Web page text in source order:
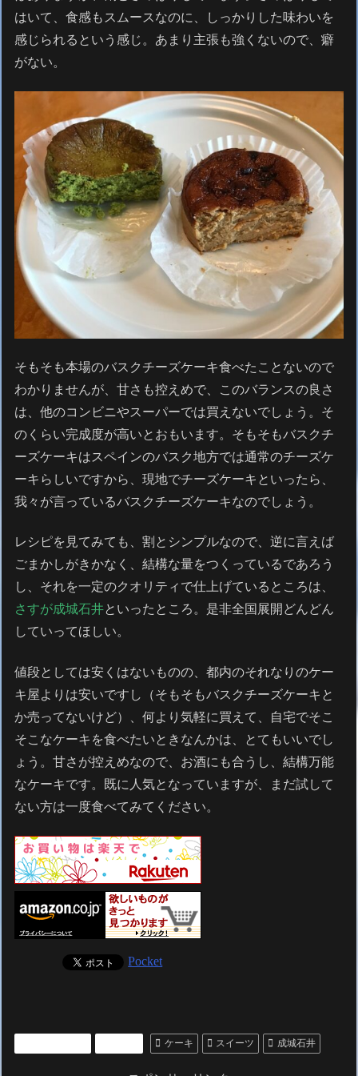
はいて、食感もスムースなのに、しっかりした味わいを
感じられるという感じ。あまり主張も強くないので、癖
がない。
そもそも本場のバスクチーズケーキ食べたことないので
わかりませんが、甘さも控えめで、このバランスの良さ
は、他のコンビニやスーパーでは買えないでしょう。そ
のくらい完成度が高いとおもいます。そもそもバスクチ
ーズケーキはスペインのバスク地方では通常のチーズケ
ーキらしいですから、現地でチーズケーキといったら、
我々が言っているバスクチーズケーキなのでしょう。
レシピを見てみても、割とシンプルなので、逆に言えば
ごまかしがきかなく、結構な量をつくっているであろう
し、それを一定のクオリティで仕上げているところは、
さすが成城石井といったところ。是非全国展開どんどん
していってほしい。
値段としては安くはないものの、都内のそれなりのケー
キ屋よりは安いですし（そもそもバスクチーズケーキと
か売ってないけど）、何より気軽に買えて、自宅でそこ
そこなケーキを食べたいときなんかは、とてもいいでし
ょう。甘さが控えめなので、お酒にも合うし、結構万能
なケーキです。既に人気となっていますが、まだ試して
ない方は一度食べてみてください。
Pocket
ケーキ スイーツ 成城石井